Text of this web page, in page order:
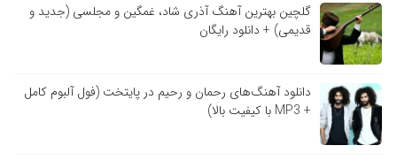
گلچین بهترین آهنگ آذری شاد، غمگین و مجلسی (جدید و
قدیمی) + دانلود رایگان
دانلود آهنگ‌های رحمان و رحیم در پایتخت (فول آلبوم کامل
+ MP3 با کیفیت بالا)